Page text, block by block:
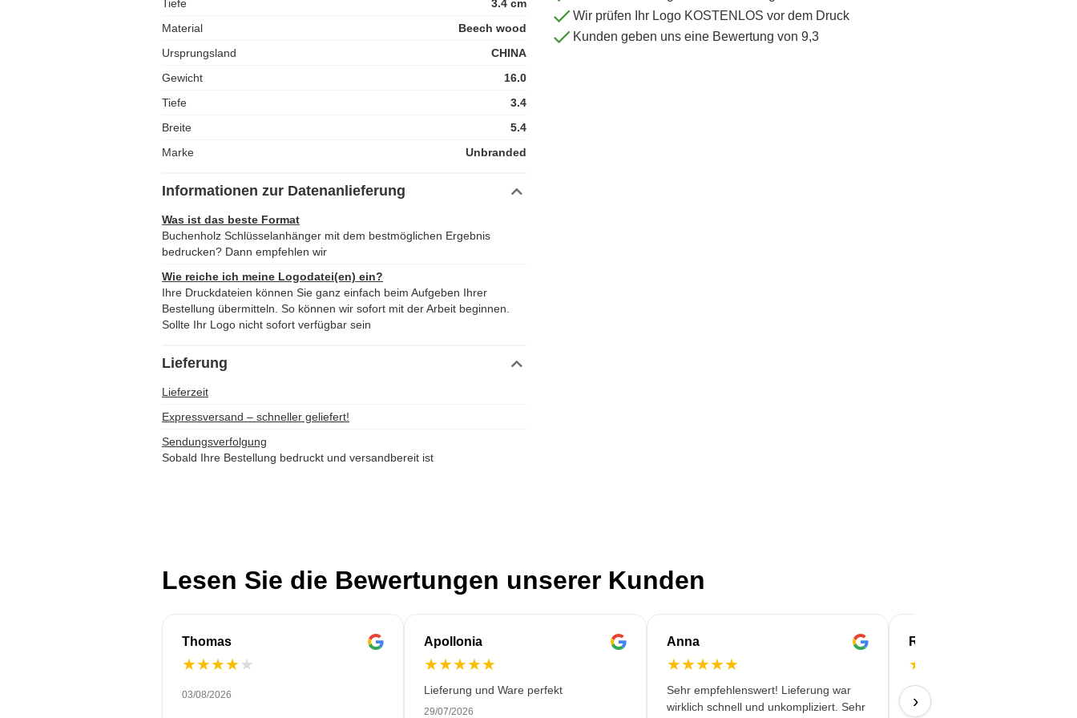
Tiefe
3.4 cm
Material
Beech wood
Ursprungsland
CHINA
Gewicht
16.0
Tiefe
3.4
Breite
5.4
Marke
Unbranded
Informationen zur Datenanlieferung
Was ist das beste Format
Buchenholz Schlüsselanhänger mit dem bestmöglichen Ergebnis
bedrucken? Dann empfehlen wir
Wie reiche ich meine Logodatei(en) ein?
Ihre Druckdateien können Sie ganz einfach beim Aufgeben Ihrer
Bestellung übermitteln. So können wir sofort mit der Arbeit beginnen.
Sollte Ihr Logo nicht sofort verfügbar sein
Lieferung
Lieferzeit
Expressversand – schneller geliefert!
Sendungsverfolgung
Sobald Ihre Bestellung bedruckt und versandbereit ist
Wir prüfen Ihr Logo KOSTENLOS vor dem Druck
Kunden geben uns eine Bewertung von 9,3
Lesen Sie die Bewertungen unserer Kunden
Thomas
★★★★★
03/08/2026
Apollonia
★★★★★
Lieferung und Ware perfekt
29/07/2026
Anna
★★★★★
Sehr empfehlenswert! Lieferung war
wirklich schnell und unkompliziert. Sehr
Rachida
★
Professionelles Auftreten. Klare
korrekte Vereinbarungen.
›